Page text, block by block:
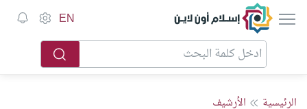
إسلام أون لاين EN
الرئيسية الأرشيف